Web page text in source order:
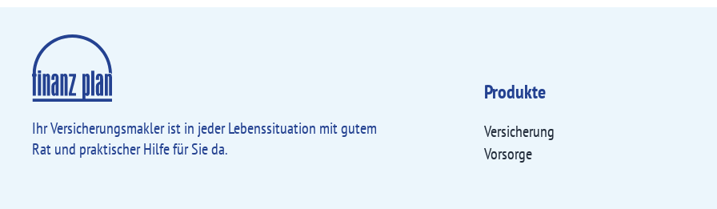
Ihr Versicherungsmakler ist in jeder Lebens­situation mit gutem
Rat und praktischer Hilfe für Sie da.
Produkte
Versicherung
Vorsorge